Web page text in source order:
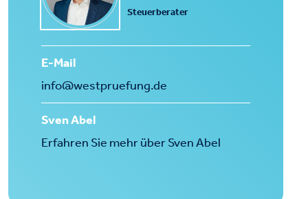
Steuerberater
E-Mail
info@westpruefung.de
Sven Abel
Erfahren Sie mehr über Sven Abel